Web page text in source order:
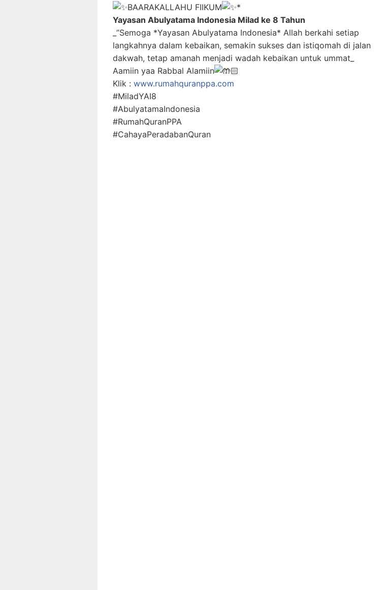
BAARAKALLAHU FIIKUM
*
Yayasan Abulyatama Indonesia Milad ke 8 Tahun
_”Semoga *Yayasan Abulyatama Indonesia* Allah berkahi setiap
langkahnya dalam kebaikan, semakin sukses dan istiqomah di jalan
dakwah, tetap amanah menjadi wadah kebaikan untuk ummat_
Aamiin yaa Rabbal Alamiin
Klik : www.rumahquranppa.com
#MiladYAI8
#AbulyatamaIndonesia
#RumahQuranPPA
#CahayaPeradabanQuran